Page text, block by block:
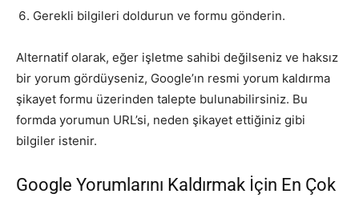
Gerekli bilgileri doldurun ve formu gönderin.
Alternatif olarak, eğer işletme sahibi değilseniz ve haksız
bir yorum gördüyseniz, Google’ın resmi yorum kaldırma
şikayet formu üzerinden talepte bulunabilirsiniz. Bu
formda yorumun URL’si, neden şikayet ettiğiniz gibi
bilgiler istenir.
Google Yorumlarını Kaldırmak İçin En Çok